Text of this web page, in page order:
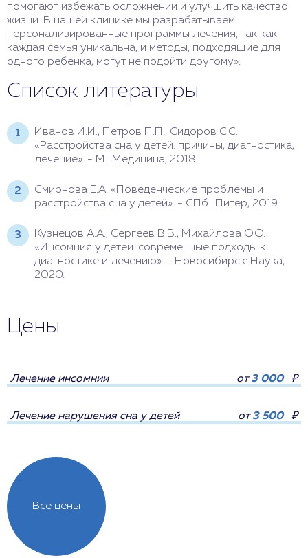
помогают избежать осложнений и улучшить качество
жизни. В нашей клинике мы разрабатываем
персонализированные программы лечения, так как
каждая семья уникальна, и методы, подходящие для
одного ребенка, могут не подойти другому».
Список литературы
Иванов И.И., Петров П.П., Сидоров С.С.
«Расстройства сна у детей: причины, диагностика,
лечение». - М.: Медицина, 2018.
Смирнова Е.А. «Поведенческие проблемы и
расстройства сна у детей». - СПб.: Питер, 2019.
Кузнецов А.А., Сергеев В.В., Михайлова О.О.
«Инсомния у детей: современные подходы к
диагностике и лечению». - Новосибирск: Наука,
2020.
Цены
Все цены
Лечение инсомнии от3 000 ₽
Лечение нарушения сна у детей от3 500 ₽